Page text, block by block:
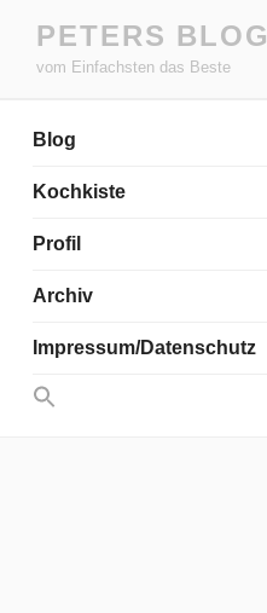
Inhalt
springen
PETERS BLOG
vom Einfachsten das Beste
Blog
Kochkiste
Profil
Archiv
Impressum/Datenschutz
Search
for: